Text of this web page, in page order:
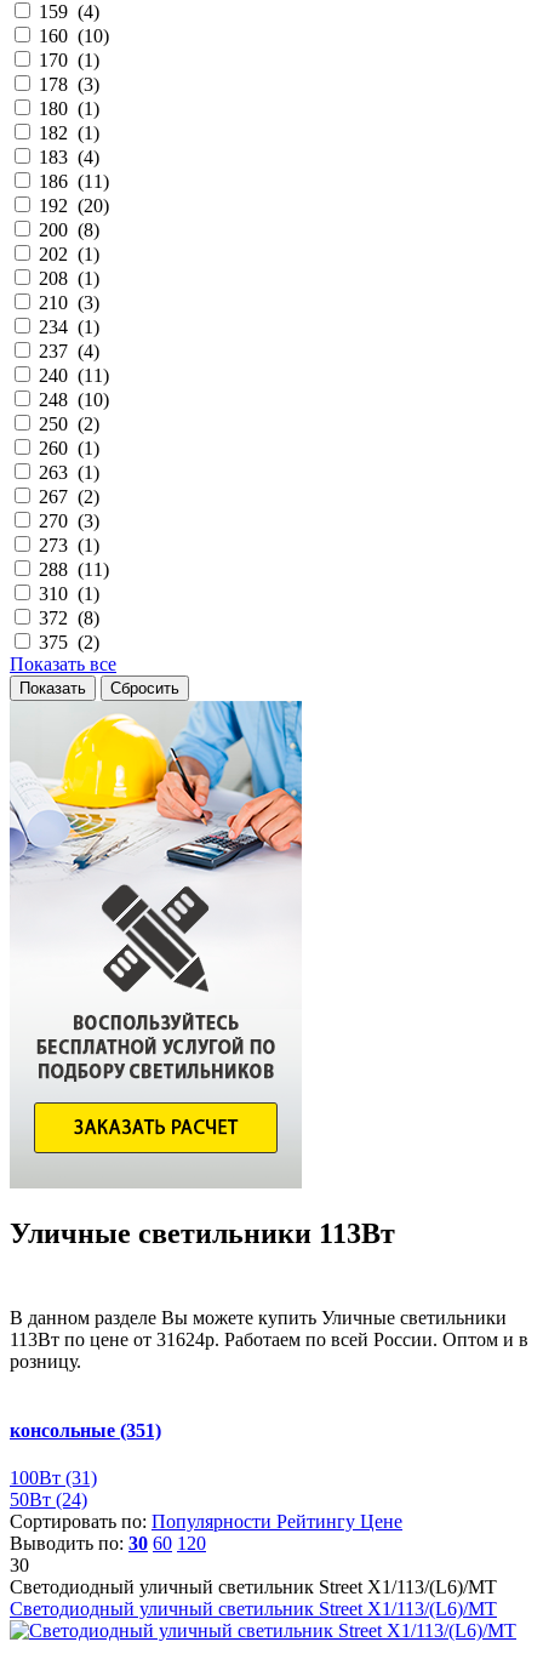
159 (4)
160 (10)
170 (1)
178 (3)
180 (1)
182 (1)
183 (4)
186 (11)
192 (20)
200 (8)
202 (1)
208 (1)
210 (3)
234 (1)
237 (4)
240 (11)
248 (10)
250 (2)
260 (1)
263 (1)
267 (2)
270 (3)
273 (1)
288 (11)
310 (1)
372 (8)
375 (2)
Показать все
Уличные светильники 113Вт
В данном разделе Вы можете купить Уличные светильники
113Вт по цене от 31624р. Работаем по всей России. Оптом и в
розницу.
консольные (351)
100Вт (31)
50Вт (24)
Сортировать по: Популярности Рейтингу Цене
Выводить по: 30 60 120
30
Светодиодный уличный светильник Street X1/113/(L6)/MT
Светодиодный уличный светильник Street X1/113/(L6)/MT